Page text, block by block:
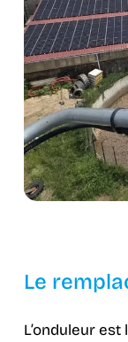
Le
L’onduleur